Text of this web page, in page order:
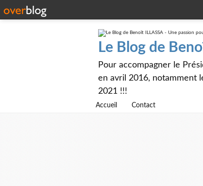
Le Blog de
Pour accompagner le
en avril 2016, notamment
2021 !!!
Accueil Contact